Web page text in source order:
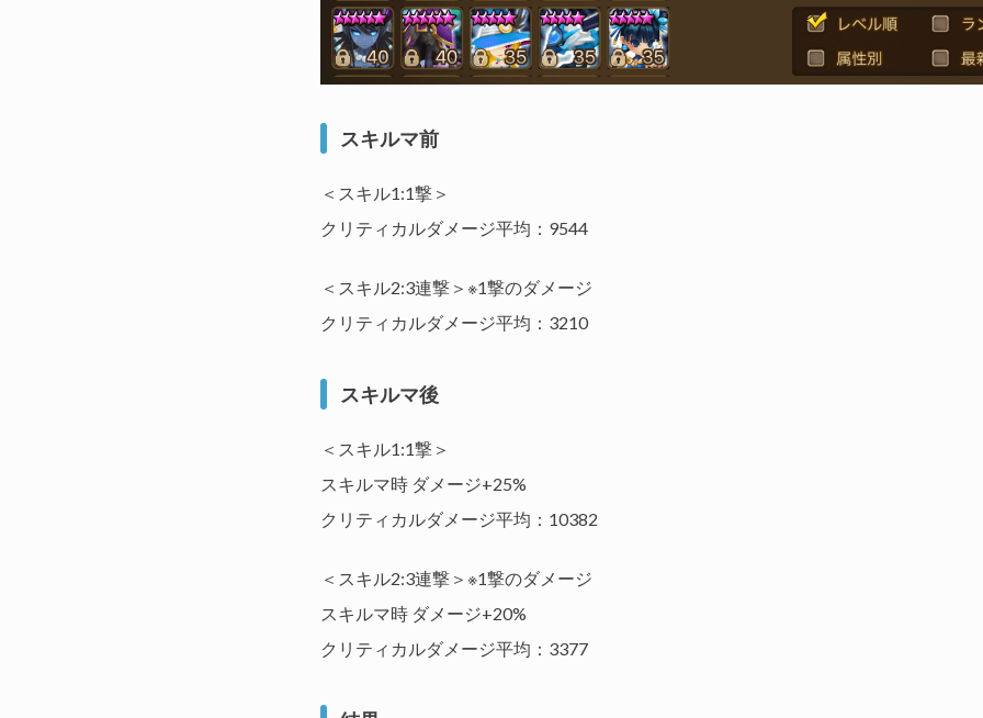
スキルマ前
＜スキル1:1撃＞
クリティカルダメージ平均：9544
＜スキル2:3連撃＞※1撃のダメージ
クリティカルダメージ平均：3210
スキルマ後
＜スキル1:1撃＞
スキルマ時 ダメージ+25%
クリティカルダメージ平均：10382
＜スキル2:3連撃＞※1撃のダメージ
スキルマ時 ダメージ+20%
クリティカルダメージ平均：3377